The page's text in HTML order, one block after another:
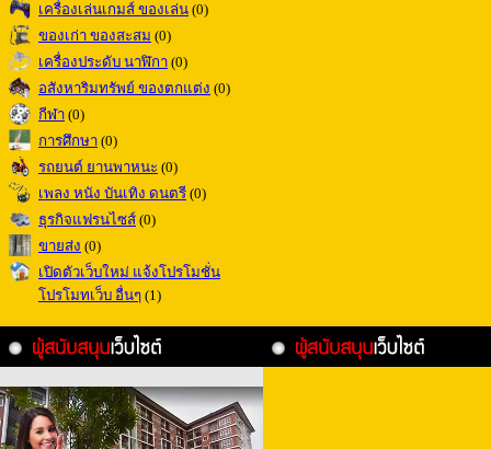
เครื่องเล่นเกมส์ ของเล่น (0)
ของเก่า ของสะสม (0)
เครื่องประดับ นาฬิกา (0)
อสังหาริมทรัพย์ ของตกแต่ง (0)
กีฬา (0)
การศึกษา (0)
รถยนต์ ยานพาหนะ (0)
เพลง หนัง บันเทิง ดนตรี (0)
ธุรกิจแฟรนไซส์ (0)
ขายส่ง (0)
เปิดตัวเว็บใหม่ แจ้งโปรโมชั่น
โปรโมทเว็บ อื่นๆ (1)